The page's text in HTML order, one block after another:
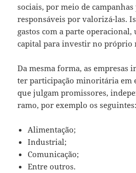
sociais, por meio de
responsáveis por valorizá-las.
gastos com a parte
capital para investir no próprio
Da mesma forma, as empresas
ter participação minoritária em
que julgam promissores,
ramo, por exemplo os seguintes:
Alimentação;
Industrial;
Comunicação;
Entre outros.